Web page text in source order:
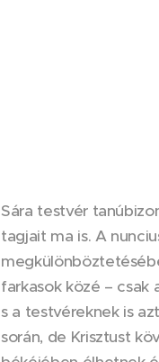
Sára testvér
tagjait ma is. A
farkasok közé –
s a testvéreknek is
során, de Krisztust